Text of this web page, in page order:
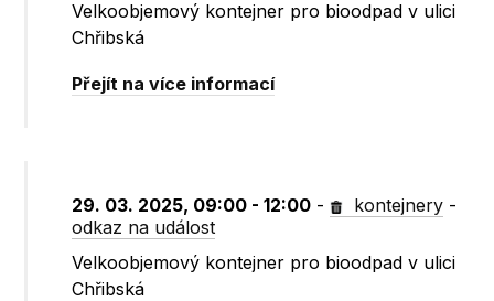
Velkoobjemový kontejner pro bioodpad v ulici
Chřibská
Přejít na více informací
29. 03. 2025, 09:00 - 12:00 - kontejnery -
odkaz na událost
Velkoobjemový kontejner pro bioodpad v ulici
Chřibská